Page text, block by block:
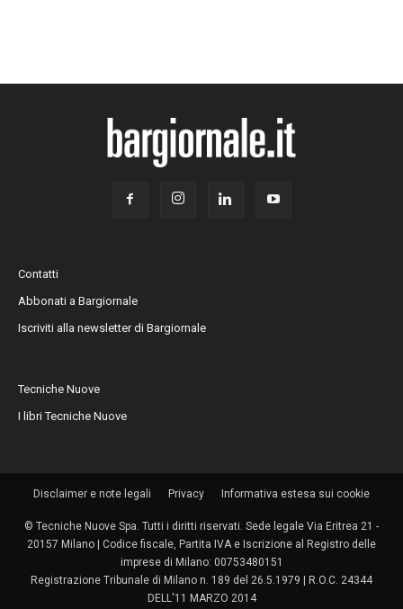
Contatti
Abbonati a Bargiornale
Iscriviti alla newsletter di Bargiornale
Tecniche Nuove
I libri Tecniche Nuove
Disclaimer e note legali Privacy Informativa estesa sui cookie
© Tecniche Nuove Spa. Tutti i diritti riservati. Sede legale Via Eritrea 21 -
20157 Milano | Codice fiscale, Partita IVA e Iscrizione al Registro delle
imprese di Milano: 00753480151
Registrazione Tribunale di Milano n. 189 del 26.5.1979 | R.O.C. 24344
DELL'11 MARZO 2014